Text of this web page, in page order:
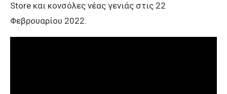
Store και κονσόλες νέας γενιάς στις 22
Φεβρουαρίου 2022.